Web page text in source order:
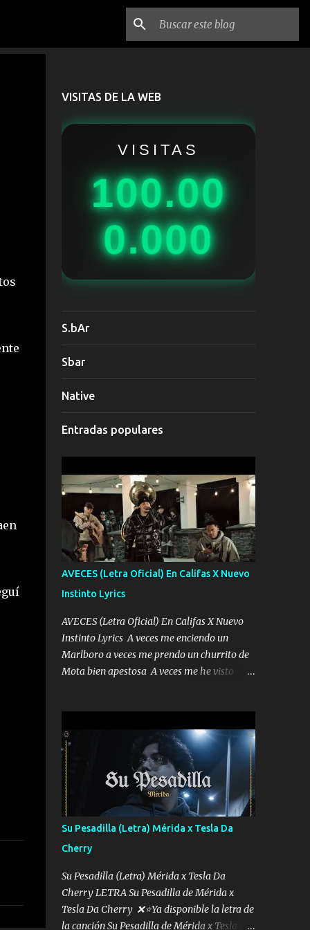
VISITAS DE LA WEB
VISITAS
100.00
0.000
S.bAr
Sbar
Native
Entradas populares
AVECES (Letra Oficial) En Califas X Nuevo
Instinto Lyrics
AVECES (Letra Oficial) En Califas X Nuevo
Instinto Lyrics A veces me enciendo un
Marlboro a veces me prendo un churrito de
Mota bien apestosa A veces me he visto
me mandó yo tengo el control a todos yo les
paro el dedo soy hocicon un malcriado un
malandrón Que Les importa no saben nada
falsas las risas las que me miran hay gente
corriente no quieren verte subir de level
trucha mis plebes Música A veces me pongo
un sombrero a veces me ven la cachucha de
lado con la mirada siempre en alto A veces
me fajó una super o a veces me fajó una
Glock siempre armado todas las
generaciones yo traigo El chiste es que hago
lo que quiero pues así soy me mandó yo
Su Pesadilla (Letra) Mérida x Tesla Da
Cherry
Su Pesadilla (Letra) Mérida x Tesla Da
Cherry LETRA Su Pesadilla de Mérida x
Tesla Da Cherry ❌⭐Ya disponible la letra de
la canción Su Pesadilla de Mérida x Tesla Da